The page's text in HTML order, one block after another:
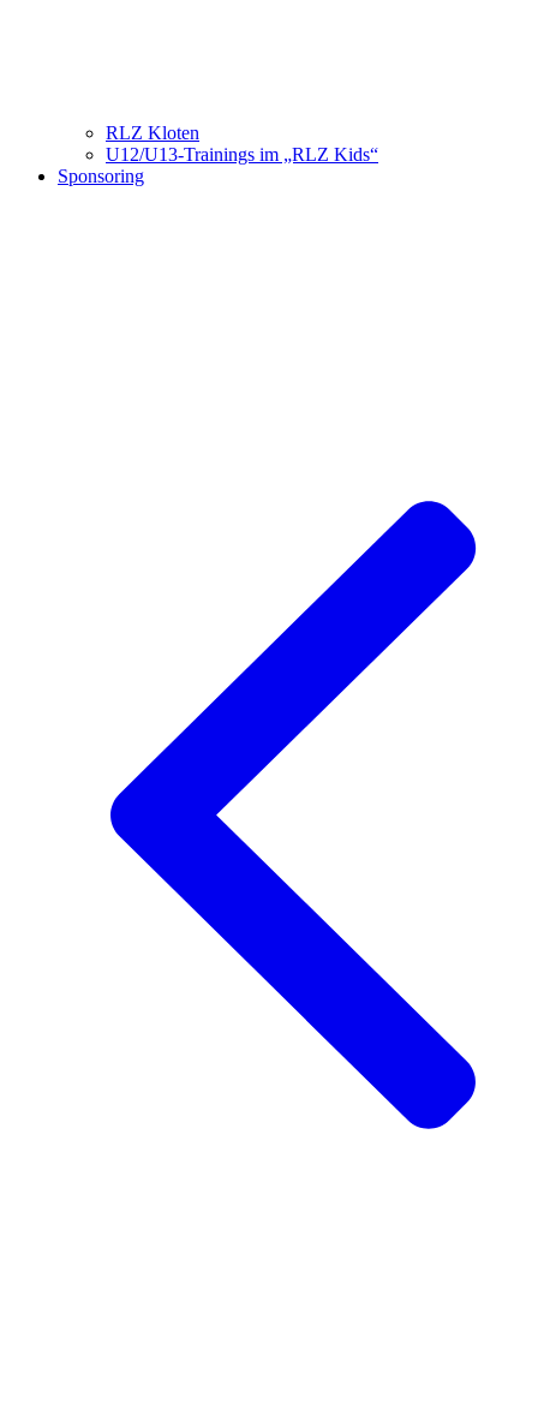
RLZ Kloten
U12/U13-Trainings im „RLZ Kids“
Sponsoring